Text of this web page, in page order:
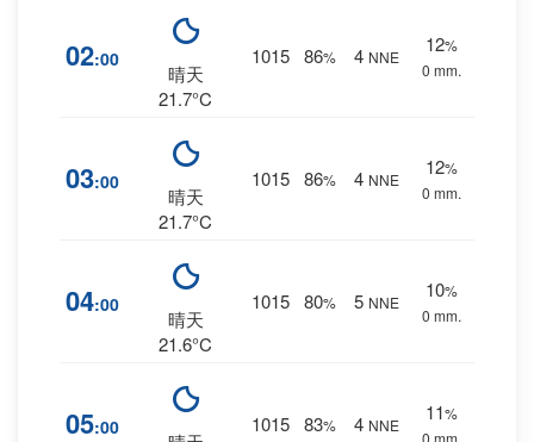
02:00
晴天
21.7°C
1015 86% 4 NNE
12%
0 mm.
03:00
晴天
21.7°C
1015 86% 4 NNE
12%
0 mm.
04:00
晴天
21.6°C
1015 80% 5 NNE
10%
0 mm.
05:00 1015 83% 4 NNE
11%
0 mm.